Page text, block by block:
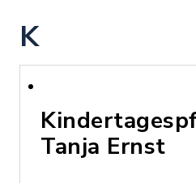
K
Tanja Ernst